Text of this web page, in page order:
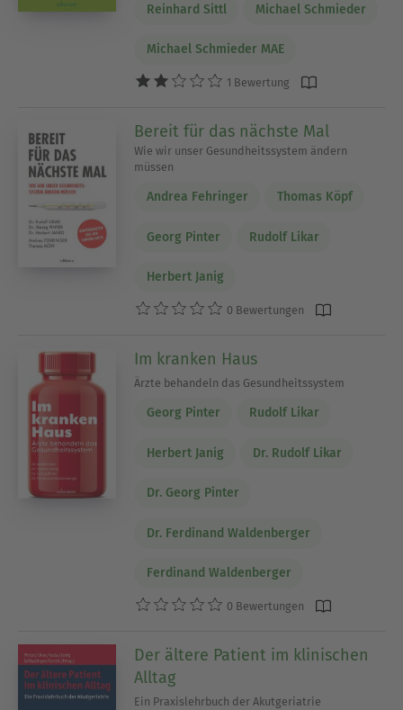
Reinhard Sittl Michael Schmieder
Michael Schmieder MAE
1 Bewertung
Bereit für das nächste Mal
Wie wir unser Gesundheitssystem ändern
müssen
Andrea Fehringer Thomas Köpf
Georg Pinter Rudolf Likar
Herbert Janig
0 Bewertungen
Im kranken Haus
Ärzte behandeln das Gesundheitssystem
Georg Pinter Rudolf Likar
Herbert Janig Dr. Rudolf Likar
Dr. Georg Pinter
Dr. Ferdinand Waldenberger
Ferdinand Waldenberger
0 Bewertungen
Der ältere Patient im klinischen
Alltag
Ein Praxislehrbuch der Akutgeriatrie